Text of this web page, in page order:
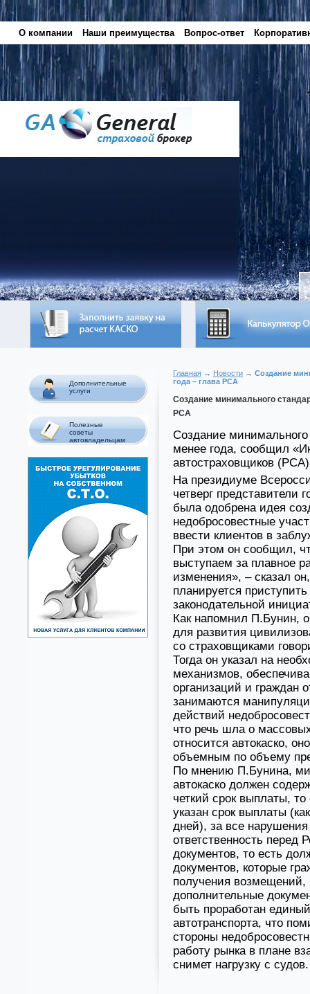
О компании Наши преимущества Вопрос-ответ
Дополнительные
услуги
Полезные
советы
автовладельцам
Главная → Новости → Создание
года – глава РСА
Создание минимального
РСА
Создание минимального
менее года, сообщил
автостраховщиков
На президиуме
четверг представители
была одобрена идея
недобросовестные
ввести клиентов в
При этом он сообщил,
выступаем за плавное
изменения», – сказал
планируется
законодательной
Как напомнил П.Бунин,
для развития
со страховщиками
Тогда он указал на
механизмов,
организаций и граждан
занимаются
действий
что речь шла о
относится автокаско,
объемным по объему
По мнению П.Бунина,
автокаско должен
четкий срок выплаты,
указан срок выплаты
дней), за все нарушения
ответственность перед
документов, то есть
документов, которые
получения возмещений,
дополнительные
быть проработан
автотранспорта, что
стороны
работу рынка в плане
снимет нагрузку с судов.